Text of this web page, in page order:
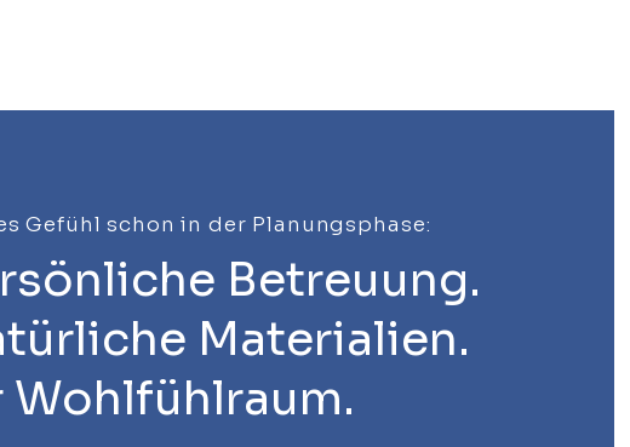
Baustellentag in
Hundheim: Einblicke in
einen Neubau von Anton
Holzbau
Baustelle hautnah!
Gefühl schon in der Planungsphase:
Betreuung.
Materialien.
Wohlfühlraum.